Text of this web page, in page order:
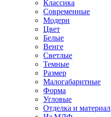
Классика
Современные
Модерн
Цвет
Белые
Венге
Светлые
Темные
Размер
Малогабаритные
Форма
Угловые
Отделка и материал